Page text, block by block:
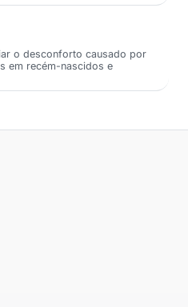
o desconforto causado por
em recém-nascidos e